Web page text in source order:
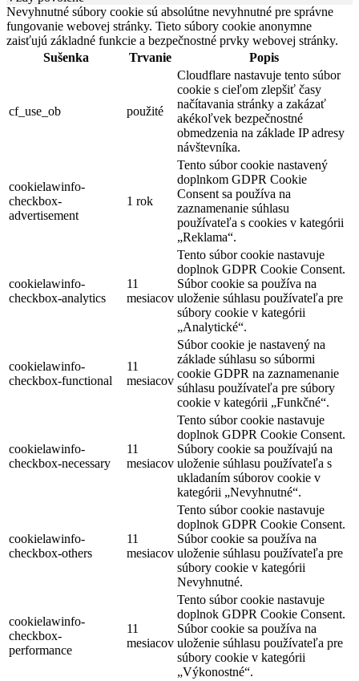
Nevyhnutné súbory cookie sú absolútne nevyhnutné pre správne
fungovanie webovej stránky. Tieto súbory cookie anonymne
zaisťujú základné funkcie a bezpečnostné prvky webovej stránky.
Sušenka
Trvanie Popis
cf_use_ob použité
Cloudflare nastavuje tento súbor
cookie s cieľom zlepšiť časy
načítavania stránky a zakázať
akékoľvek bezpečnostné
obmedzenia na základe IP adresy
návštevníka.
cookielawinfo-
checkbox-
advertisement
1 rok
Tento súbor cookie nastavený
doplnkom GDPR Cookie
Consent sa používa na
zaznamenanie súhlasu
používateľa s cookies v kategórii
„Reklama“.
cookielawinfo-
checkbox-analytics
11
mesiacov
Tento súbor cookie nastavuje
doplnok GDPR Cookie Consent.
Súbor cookie sa používa na
uloženie súhlasu používateľa pre
súbory cookie v kategórii
„Analytické“.
cookielawinfo-
checkbox-functional
11
mesiacov
Súbor cookie je nastavený na
základe súhlasu so súbormi
cookie GDPR na zaznamenanie
súhlasu používateľa pre súbory
cookie v kategórii „Funkčné“.
cookielawinfo-
checkbox-necessary
11
mesiacov
Tento súbor cookie nastavuje
doplnok GDPR Cookie Consent.
Súbory cookie sa používajú na
uloženie súhlasu používateľa s
ukladaním súborov cookie v
kategórii „Nevyhnutné“.
cookielawinfo-
checkbox-others
11
mesiacov
Tento súbor cookie nastavuje
doplnok GDPR Cookie Consent.
Súbor cookie sa používa na
uloženie súhlasu používateľa pre
súbory cookie v kategórii
Nevyhnutné.
cookielawinfo-
checkbox-
performance
11
mesiacov
Tento súbor cookie nastavuje
doplnok GDPR Cookie Consent.
Súbor cookie sa používa na
uloženie súhlasu používateľa pre
súbory cookie v kategórii
„Výkonostné“.